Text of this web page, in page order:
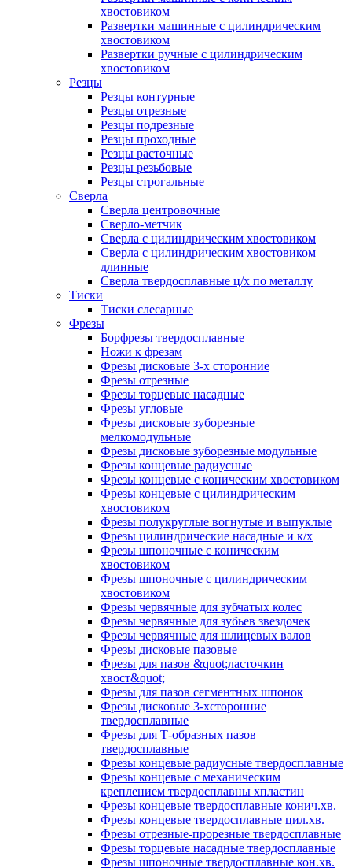
хвостовиком
Развертки машинные с цилиндрическим
хвостовиком
Развертки ручные с цилиндрическим
хвостовиком
Резцы
Резцы контурные
Резцы отрезные
Резцы подрезные
Резцы проходные
Резцы расточные
Резцы резьбовые
Резцы строгальные
Сверла
Сверла центровочные
Сверло-метчик
Сверла с цилиндрическим хвостовиком
Сверла с цилиндрическим хвостовиком
длинные
Сверла твердосплавные ц/х по металлу
Тиски
Тиски слесарные
Фрезы
Борфрезы твердосплавные
Ножи к фрезам
Фрезы дисковые 3-х сторонние
Фрезы отрезные
Фрезы торцевые насадные
Фрезы угловые
Фрезы дисковые зуборезные
мелкомодульные
Фрезы дисковые зуборезные модульные
Фрезы концевые радиусные
Фрезы концевые с коническим хвостовиком
Фрезы концевые с цилиндрическим
хвостовиком
Фрезы полукруглые вогнутые и выпуклые
Фрезы цилиндрические насадные и к/х
Фрезы шпоночные с коническим
хвостовиком
Фрезы шпоночные с цилиндрическим
хвостовиком
Фрезы червячные для зубчатых колес
Фрезы червячные для зубьев звездочек
Фрезы червячные для шлицевых валов
Фрезы дисковые пазовые
Фрезы для пазов &quot;ласточкин
хвост&quot;
Фрезы для пазов сегментных шпонок
Фрезы дисковые 3-хсторонние
твердосплавные
Фрезы для Т-образных пазов
твердосплавные
Фрезы концевые радиусные твердосплавные
Фрезы концевые с механическим
креплением твердосплавны хпластин
Фрезы концевые твердосплавные конич.хв.
Фрезы концевые твердосплавные цил.хв.
Фрезы отрезные-прорезные твердосплавные
Фрезы торцевые насадные твердосплавные
Фрезы шпоночные твердосплавные кон.хв.